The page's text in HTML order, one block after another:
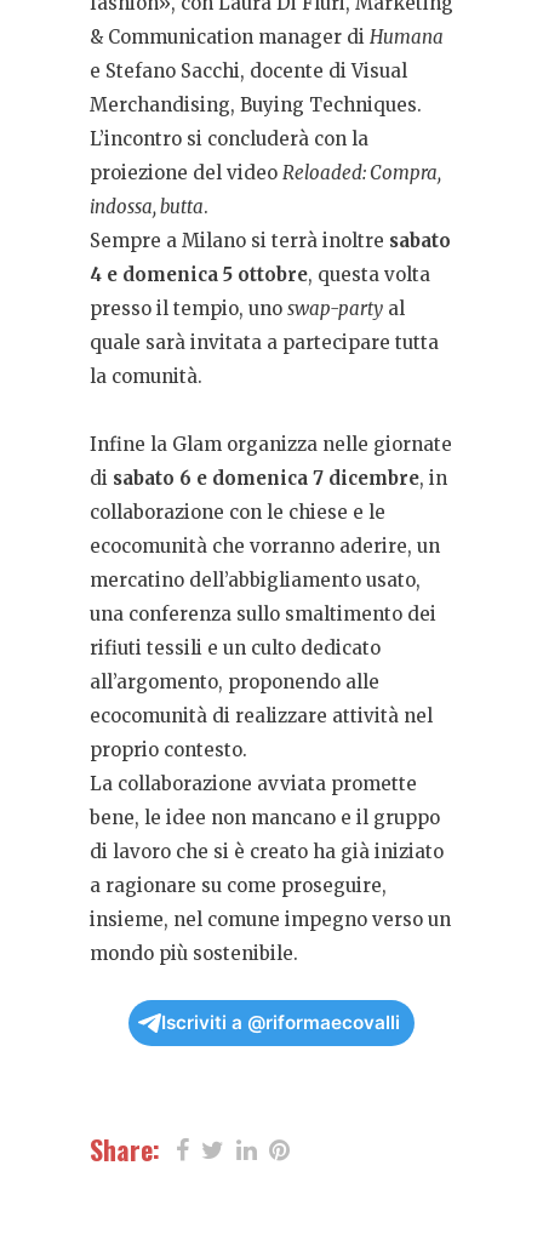
& Communication manager di Humana
e Stefano Sacchi, docente di Visual
Merchandising, Buying Techniques.
L’incontro si concluderà con la
proiezione del video Reloaded: Compra,
indossa, butta.
Sempre a Milano si terrà inoltre sabato
4 e domenica 5 ottobre, questa volta
presso il tempio, uno swap-party al
quale sarà invitata a partecipare tutta
la comunità.
Infine la Glam organizza nelle giornate
di sabato 6 e domenica 7 dicembre, in
collaborazione con le chiese e le
ecocomunità che vorranno aderire, un
mercatino dell’abbigliamento usato,
una conferenza sullo smaltimento dei
rifiuti tessili e un culto dedicato
all’argomento, proponendo alle
ecocomunità di realizzare attività nel
proprio contesto.
La collaborazione avviata promette
bene, le idee non mancano e il gruppo
di lavoro che si è creato ha già iniziato
a ragionare su come proseguire,
insieme, nel comune impegno verso un
mondo più sostenibile.
Iscriviti a @riformaecovalli
Share: